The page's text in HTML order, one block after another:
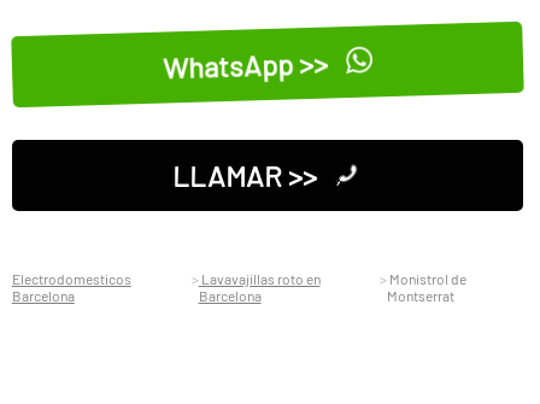
WhatsApp >>
LLAMAR >>
Electrodomesticos
Barcelona
Lavavajillas roto en
Barcelona
Monistrol de
Montserrat